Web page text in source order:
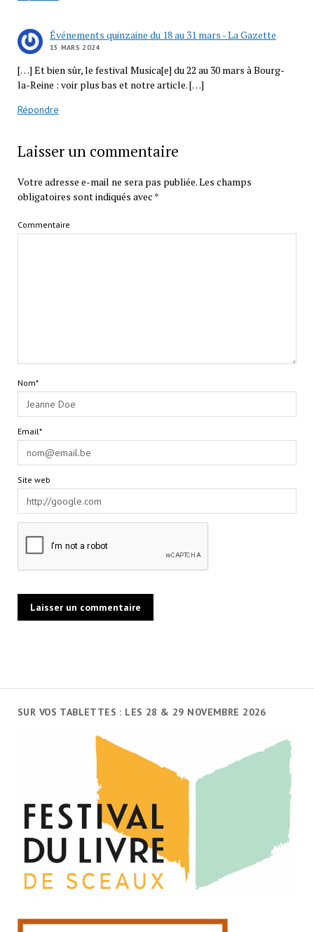
SUR VOS TABLETTES : LES 28 & 29 NOVEMBRE 2026
Événements quinzaine du 18 au 31 mars - La Gazette
15 MARS 2024
[…] Et bien sûr, le festival Musica[e] du 22 au 30 mars à Bourg-
la-Reine : voir plus bas et notre article. […]
Répondre
Laisser un commentaire
Votre adresse e-mail ne sera pas publiée.Les champs
obligatoires sont indiqués avec *
Commentaire
Nom*
Email*
Site web